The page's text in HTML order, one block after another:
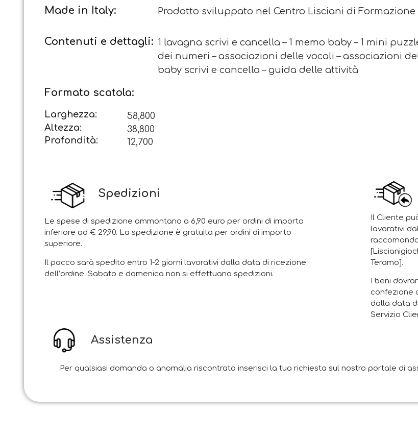
Made in Italy: Prodotto sviluppato nel Centro Lisciani di Formazione
Contenuti e dettagli: 1 lavagna scrivi e cancella – 1 memo baby – 1 mini
dei numeri – associazioni delle vocali – associazioni
baby scrivi e cancella – guida delle attività
Formato scatola:
Larghezza:
58,800
Altezza:
38,800
Profondità:
12,700
Spedizioni
Le spese di spedizione ammontano a 6,90 euro per ordini di importo
inferiore ad € 29,90. La spedizione è gratuita per ordini di importo
superiore.
Il pacco sarà spedito entro 1-2 giorni lavorativi dalla data di ricezione
dell’ordine. Sabato e domenica non si effettuano spedizioni.
Il Cliente
lavorativi
Teramo].
I beni
confezione
dalla data
Servizio
Assistenza
Per qualsiasi domanda o anomalia riscontrata inserisci la tua richiesta sul nostro portale di